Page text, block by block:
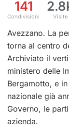
141
Condivisioni Visite
Avezzano. La
torna al centro
Archiviato il
ministero delle
Bergamotto, e
nazionale già
Governo, le
azienda.